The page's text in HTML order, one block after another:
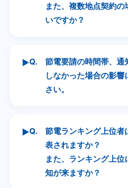
また、複数地点契約の
いですか？
▶Q.
節電要請の時間帯、通
しなかった場合の影
さい。
▶Q.
節電ランキング上位者
表されますか？
また、ランキング上
知が来ますか？